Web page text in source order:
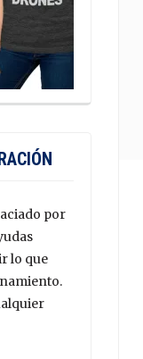
por
lo que